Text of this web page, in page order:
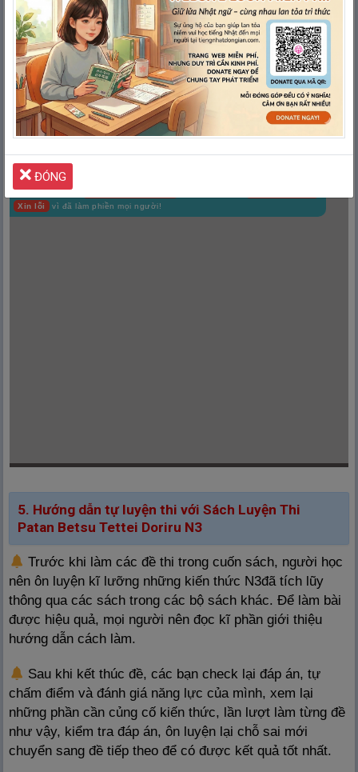
1. Sách Luyện Thi Patan
Betsu Tettei Doriru N3
Quảng cáo giúp
Xin lỗi
vì đã làm phiền mọi người!
5. Hướng dẫn tự luyện thi với Sách Luyện Thi
Patan Betsu Tettei Doriru N3
Trước khi làm các đề thi trong cuốn sách, người học
nên ôn luyện kĩ lưỡng những kiến thức N3đã tích lũy
thông qua các sách trong các bộ sách khác. Để làm bài
được hiệu quả, mọi người nên đọc kĩ phần giới thiệu
hướng dẫn cách làm.
Sau khi kết thúc đề, các bạn check lại đáp án, tự
chấm điểm và đánh giá năng lực của mình, xem lại
những phần cần củng cố kiến thức, lần lượt làm từng đề
như vậy, kiểm tra đáp án, ôn luyện lại chỗ sai mới
chuyển sang đề tiếp theo để có được kết quả tốt nhất.
ĐÓNG